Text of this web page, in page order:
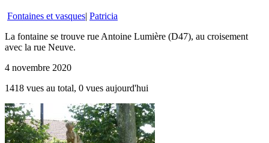
Fontaines et vasques| Patricia
La fontaine se trouve rue Antoine Lumière (D47), au croisement
avec la rue Neuve.
4 novembre 2020
1418 vues au total, 0 vues aujourd'hui